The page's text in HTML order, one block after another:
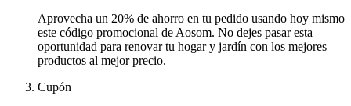
Aprovecha un 20% de ahorro en tu pedido usando hoy mismo
este código promocional de Aosom. No dejes pasar esta
oportunidad para renovar tu hogar y jardín con los mejores
productos al mejor precio.
Cupón